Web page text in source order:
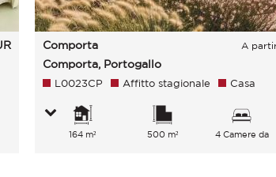
Comporta
Comporta, Portogallo
A
L0023CP Affitto stagionale Casa
164 m² 500 m²
4 Camere da